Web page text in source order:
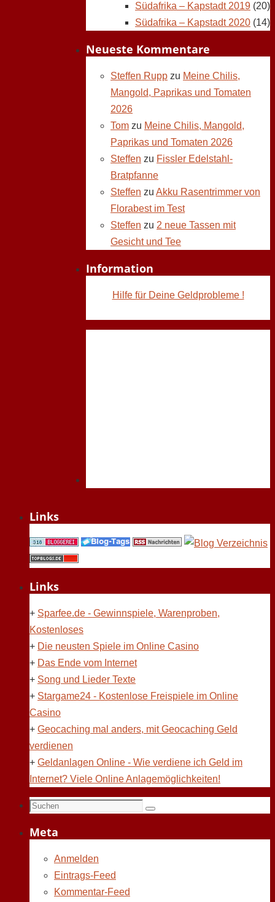
Südafrika – Kapstadt 2019 (20)
Südafrika – Kapstadt 2020 (14)
Neueste Kommentare
Steffen Rupp zu Meine Chilis,
Mangold, Paprikas und Tomaten
2026
Tom zu Meine Chilis, Mangold,
Paprikas und Tomaten 2026
Steffen zu Fissler Edelstahl-
Bratpfanne
Steffen zu Akku Rasentrimmer von
Florabest im Test
Steffen zu 2 neue Tassen mit
Gesicht und Tee
Information
Hilfe für Deine Geldprobleme !
Links
Links
+ Sparfee.de - Gewinnspiele, Warenproben,
Kostenloses
+ Die neusten Spiele im Online Casino
+ Das Ende vom Internet
+ Song und Lieder Texte
+ Stargame24 - Kostenlose Freispiele im Online
Casino
+ Geocaching mal anders, mit Geocaching Geld
verdienen
+ Geldanlagen Online - Wie verdiene ich Geld im
Internet? Viele Online Anlagemöglichkeiten!
Suchen
Suchen
Meta
Anmelden
Eintrags-Feed
Kommentar-Feed